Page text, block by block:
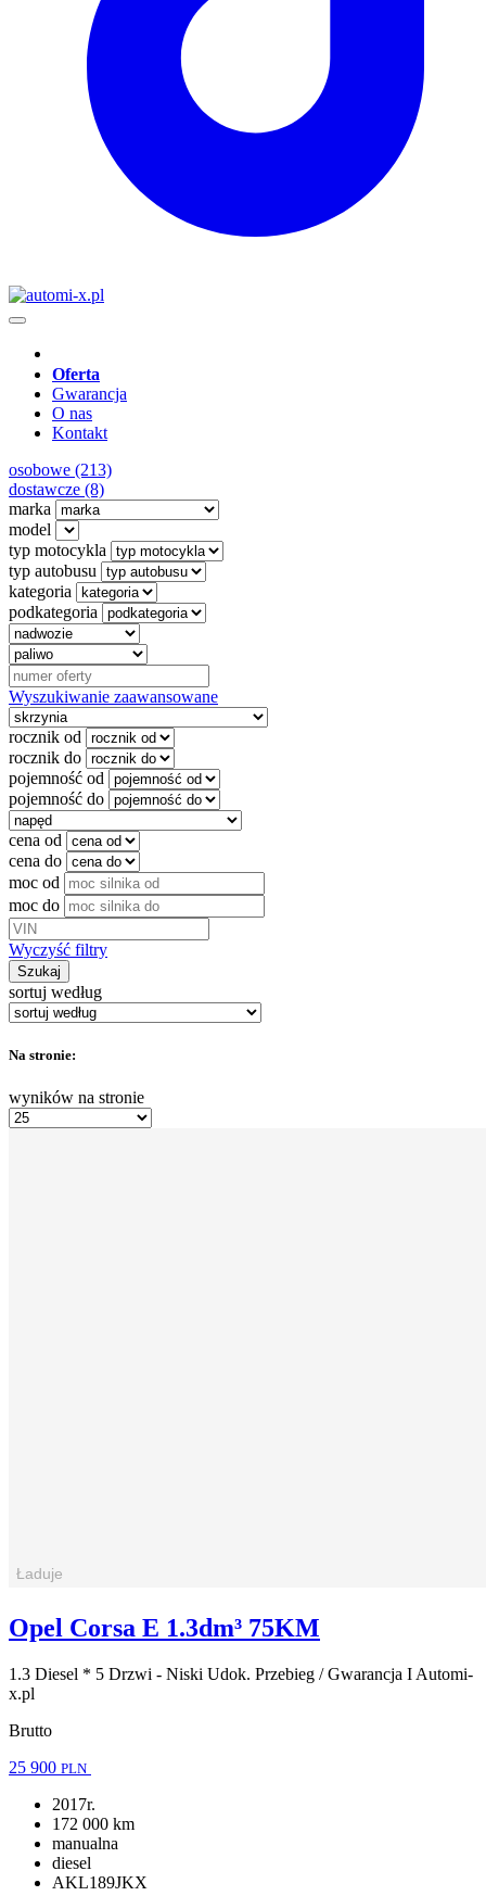
Oferta
Gwarancja
O nas
Kontakt
osobowe (213)
dostawcze (8)
marka
model
typ motocykla
typ autobusu
kategoria
podkategoria
Wyszukiwanie zaawansowane
rocznik od
rocznik do
pojemność od
pojemność do
cena od
cena do
moc od
moc do
Wyczyść filtry
Szukaj
sortuj według
Na stronie:
wyników na stronie
Opel Corsa E 1.3dm³ 75KM
1.3 Diesel * 5 Drzwi - Niski Udok. Przebieg / Gwarancja I Automi-
x.pl
Brutto
25 900 PLN
2017r.
172 000 km
manualna
diesel
AKL189JKX